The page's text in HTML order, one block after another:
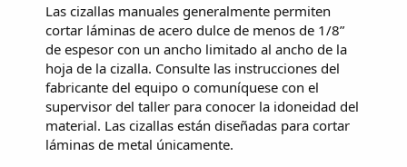
Las cizallas manuales generalmente permiten
cortar láminas de acero dulce de menos de 1/8”
de espesor con un ancho limitado al ancho de la
hoja de la cizalla. Consulte las instrucciones del
fabricante del equipo o comuníquese con el
supervisor del taller para conocer la idoneidad del
material. Las cizallas están diseñadas para cortar
láminas de metal únicamente.